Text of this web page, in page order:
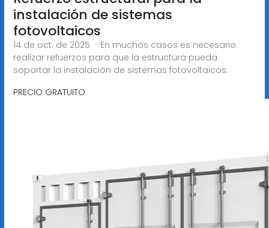
instalación de sistemas
fotovoltaicos
14 de oct. de 2025 · En muchos casos es necesario
realizar refuerzos para que la estructura pueda
soportar la instalación de sistemas fotovoltaicos.
PRECIO GRATUITO